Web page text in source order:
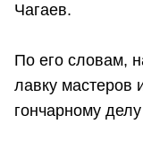
Чагаев.
По его словам,
лавку мастеров
гончарному